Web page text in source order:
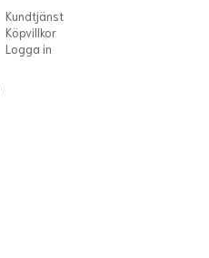
Kundtjänst
Köpvillkor
Logga in